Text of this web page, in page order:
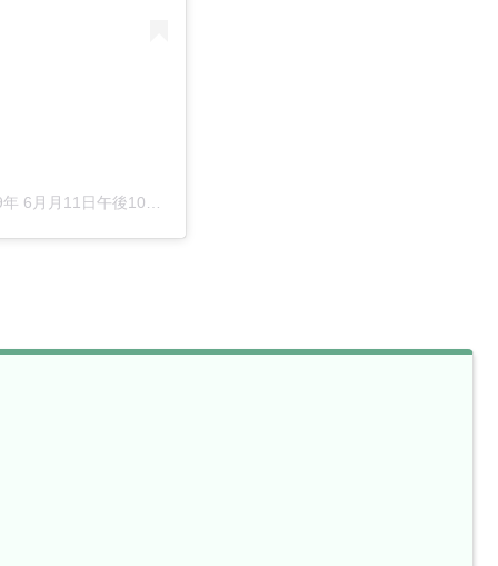
6月月11日午後10時44分PDT